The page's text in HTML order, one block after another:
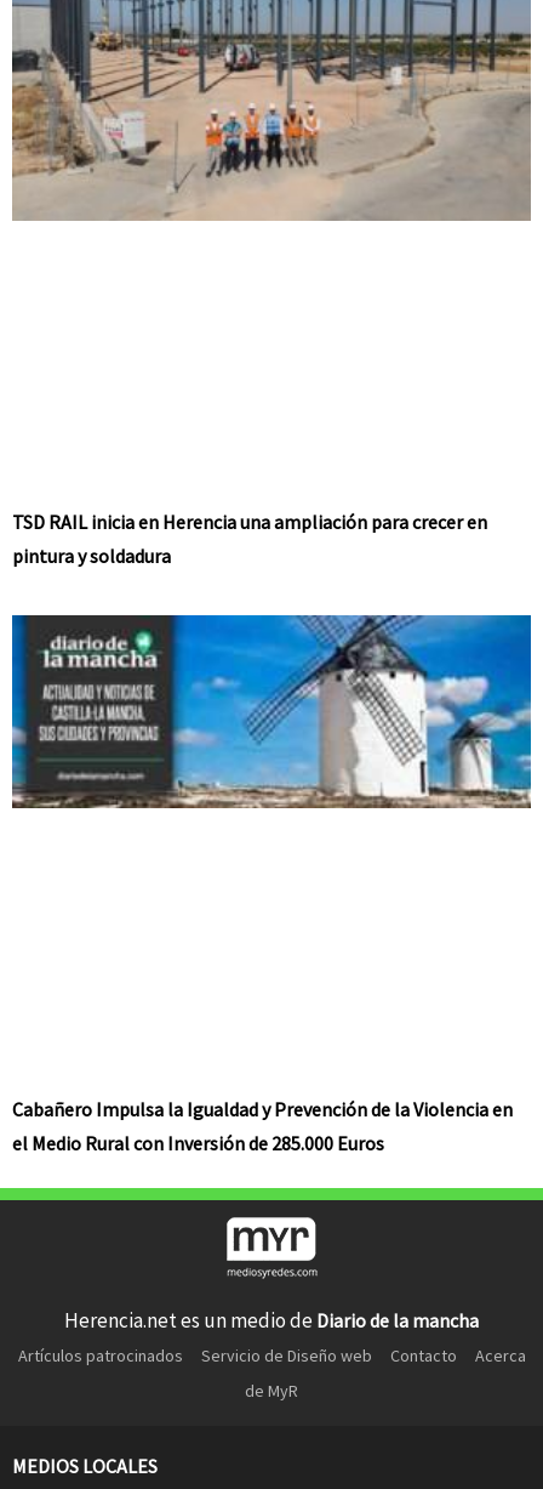
TSD RAIL inicia en Herencia una ampliación para crecer en
pintura y soldadura
Cabañero Impulsa la Igualdad y Prevención de la Violencia en
el Medio Rural con Inversión de 285.000 Euros
Herencia.net es un medio de Diario de la mancha
Artículos patrocinados Servicio de Diseño web Contacto
Acerca
de MyR
MEDIOS LOCALES